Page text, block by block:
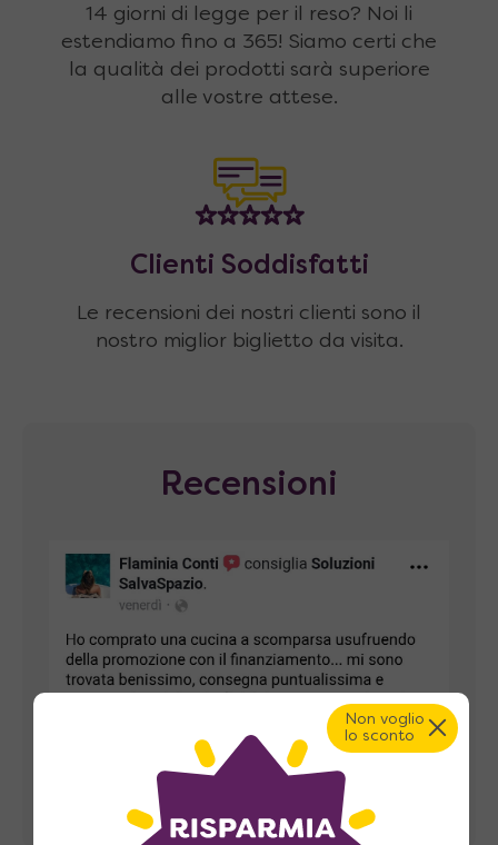
14 giorni di legge per il reso? Noi li
estendiamo fino a 365! Siamo certi che
la qualità dei prodotti sarà superiore
alle vostre attese.
Clienti Soddisfatti
Le recensioni dei nostri clienti sono il
nostro miglior biglietto da visita.
Recensioni
Non voglio
lo sconto